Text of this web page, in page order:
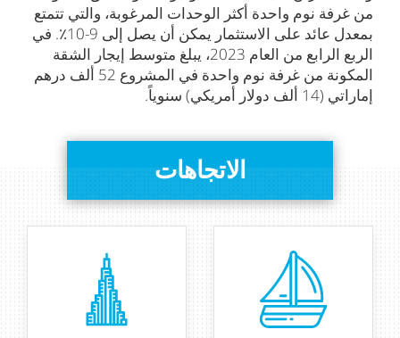
من غرفة نوم واحدة أكثر الوحدات المرغوبة، والتي تتمتع
بمعدل عائد على الاستثمار يمكن أن يصل إلى 9-10٪. في
الربع الرابع من العام 2023، يبلغ متوسط إيجار الشقة
المكونة من غرفة نوم واحدة في المشروع 52 ألف درهم
إماراتي (14 ألف دولار أمريكي) سنوياً.
الاتجاهات